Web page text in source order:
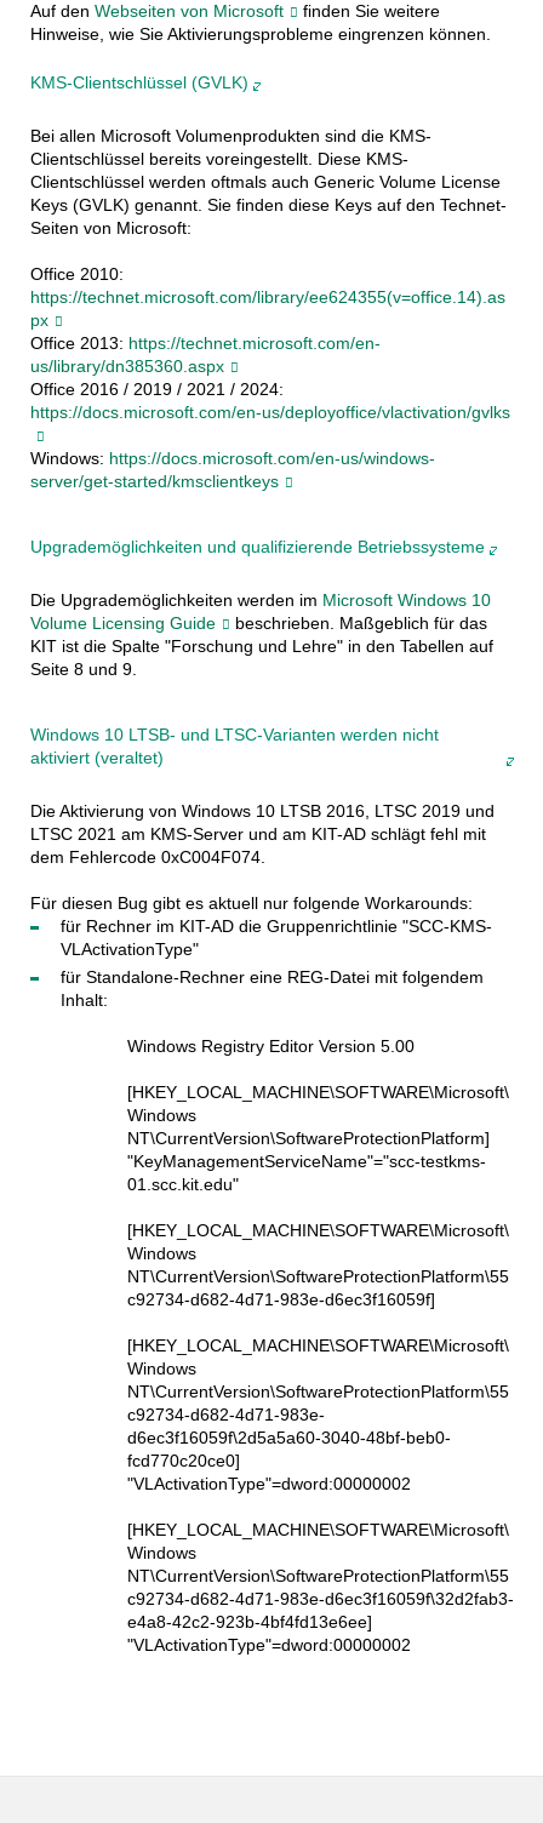
Auf den Webseiten von Microsoft
finden Sie weitere
Hinweise, wie Sie Aktivierungsprobleme eingrenzen können.
KMS-Clientschlüssel (GVLK)
Bei allen Microsoft Volumenprodukten sind die KMS-
Clientschlüssel bereits voreingestellt. Diese KMS-
Clientschlüssel werden oftmals auch Generic Volume License
Keys (GVLK) genannt. Sie finden diese Keys auf den Technet-
Seiten von Microsoft:
Office 2010:
https://technet.microsoft.com/library/ee624355(v=office.14).as
px
Office 2013: https://technet.microsoft.com/en-
us/library/dn385360.aspx
Office 2016 / 2019 / 2021 / 2024:
https://docs.microsoft.com/en-us/deployoffice/vlactivation/gvlks
Windows: https://docs.microsoft.com/en-us/windows-
server/get-started/kmsclientkeys
Upgrademöglichkeiten und qualifizierende Betriebssysteme
Die Upgrademöglichkeiten werden im Microsoft Windows 10
Volume Licensing Guide
beschrieben. Maßgeblich für das
KIT ist die Spalte "Forschung und Lehre" in den Tabellen auf
Seite 8 und 9.
Windows 10 LTSB- und LTSC-Varianten werden nicht
aktiviert (veraltet)
Die Aktivierung von Windows 10 LTSB 2016, LTSC 2019 und
LTSC 2021 am KMS-Server und am KIT-AD schlägt fehl mit
dem Fehlercode 0xC004F074.
Für diesen Bug gibt es aktuell nur folgende Workarounds:
für Rechner im KIT-AD die Gruppenrichtlinie "SCC-KMS-
VLActivationType"
für Standalone-Rechner eine REG-Datei mit folgendem
Inhalt:
Windows Registry Editor Version 5.00
[HKEY_LOCAL_MACHINE\SOFTWARE\Microsoft\
Windows
NT\CurrentVersion\SoftwareProtectionPlatform]
"KeyManagementServiceName"="scc-testkms-
01.scc.kit.edu"
[HKEY_LOCAL_MACHINE\SOFTWARE\Microsoft\
Windows
NT\CurrentVersion\SoftwareProtectionPlatform\55
c92734-d682-4d71-983e-d6ec3f16059f]
[HKEY_LOCAL_MACHINE\SOFTWARE\Microsoft\
Windows
NT\CurrentVersion\SoftwareProtectionPlatform\55
c92734-d682-4d71-983e-
d6ec3f16059f\2d5a5a60-3040-48bf-beb0-
fcd770c20ce0]
"VLActivationType"=dword:00000002
[HKEY_LOCAL_MACHINE\SOFTWARE\Microsoft\
Windows
NT\CurrentVersion\SoftwareProtectionPlatform\55
c92734-d682-4d71-983e-d6ec3f16059f\32d2fab3-
e4a8-42c2-923b-4bf4fd13e6ee]
"VLActivationType"=dword:00000002